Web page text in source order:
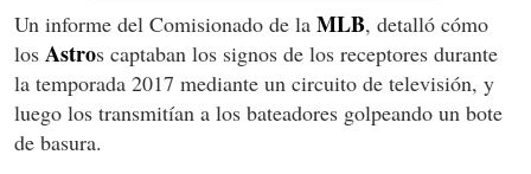
Un informe del Comisionado de la MLB, detalló cómo
los Astros captaban los signos de los receptores durante
la temporada 2017 mediante un circuito de televisión, y
luego los transmitían a los bateadores golpeando un bote
de basura.